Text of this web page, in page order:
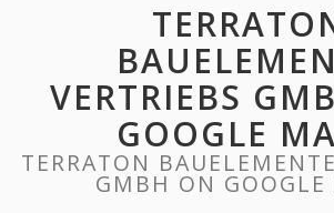
VERTRIEBS
GOOGLE
TERRATON
GMBH ON GOOGLE